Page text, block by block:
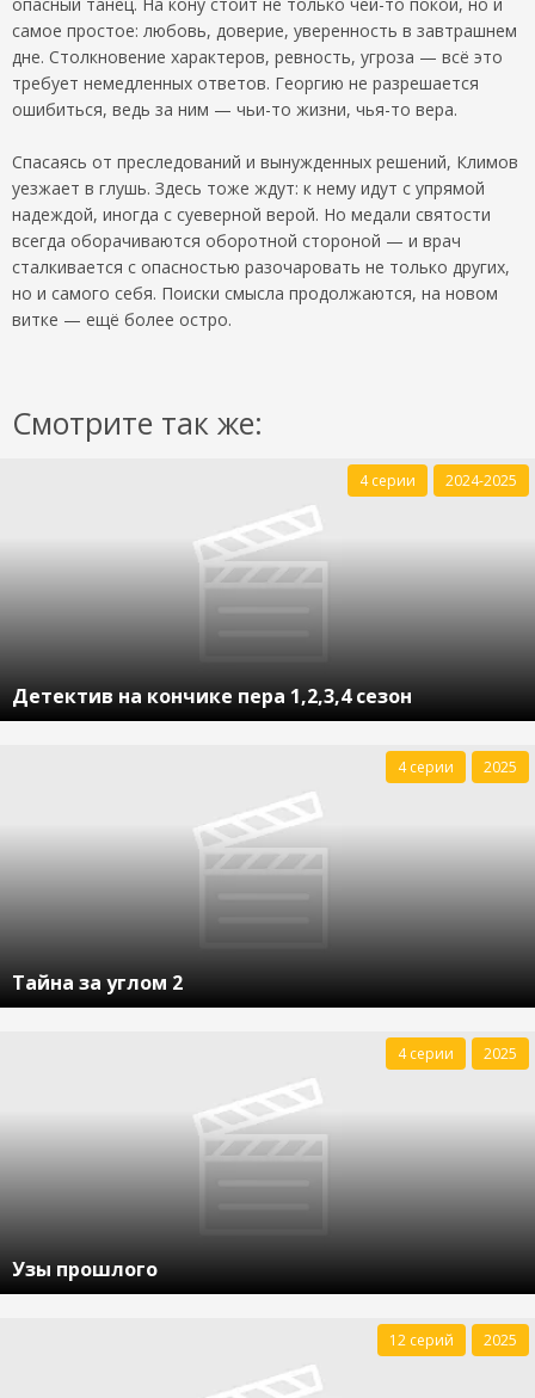
самое простое: любовь, доверие, уверенность в завтрашнем
дне. Столкновение характеров, ревность, угроза — всё это
требует немедленных ответов. Георгию не разрешается
ошибиться, ведь за ним — чьи-то жизни, чья-то вера.
Спасаясь от преследований и вынужденных решений, Климов
уезжает в глушь. Здесь тоже ждут: к нему идут с упрямой
надеждой, иногда с суеверной верой. Но медали святости
всегда оборачиваются оборотной стороной — и врач
сталкивается с опасностью разочаровать не только других,
но и самого себя. Поиски смысла продолжаются, на новом
витке — ещё более остро.
Смотрите так же:
Детектив на кончике пера 1,2,3,4 сезон
4 серии 2024-2025
Тайна за углом 2
4 серии 2025
Узы прошлого
4 серии 2025
12 серий 2025